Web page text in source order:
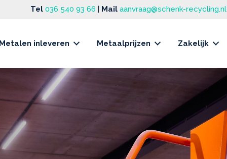
Tel 036 540 93 66 | Mail aanvraag@schenk-recycling.nl
Metalen inleveren Metaalprijzen Zakelijk